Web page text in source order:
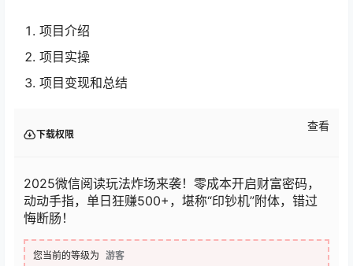
项目介绍
项目实操
项目变现和总结
下载权限
查看
2025微信阅读玩法炸场来袭！零成本开启财富密码，
动动手指，单日狂赚500+，堪称“印钞机”附体，错过
悔断肠！
您当前的等级为 游客